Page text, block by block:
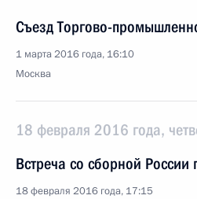
Съезд Торгово-
1 марта 2016 года, 16:10
Москва
18 февраля 2016 года,
Встреча со сборной
18 февраля 2016 года, 17:15